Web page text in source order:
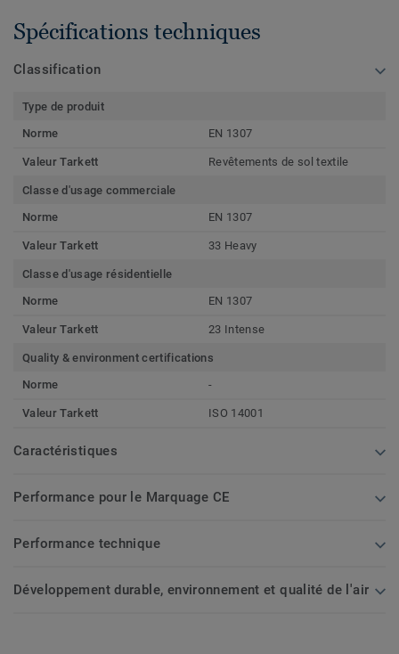
Spécifications techniques
Classification
Type de produit
Norme
EN 1307
Valeur Tarkett Revêtements de sol textile
Classe d'usage commerciale
Norme
EN 1307
Valeur Tarkett 33 Heavy
Classe d'usage résidentielle
Norme
EN 1307
Valeur Tarkett 23 Intense
Quality & environment certifications
Norme
-
Valeur Tarkett ISO 14001
Caractéristiques
Performance pour le Marquage CE
Performance technique
Développement durable, environnement et qualité de l'air